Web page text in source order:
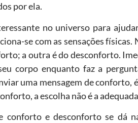
por ela.
no universo para
se com as sensações
a outra é do desconforto.
corpo enquanto faz a
uma mensagem de conforto,
a escolha não é a
conforto e desconforto se dá